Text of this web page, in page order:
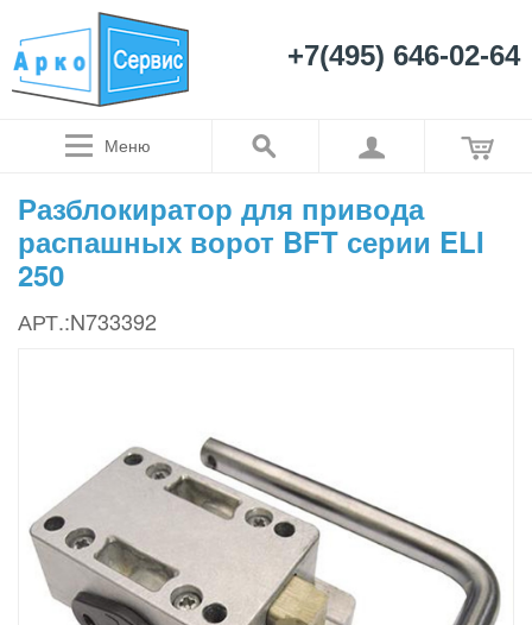
+7(495) 646-02-64
Меню
Разблокиратор для привода
распашных ворот BFT серии ELI
250
АРТ.:N733392